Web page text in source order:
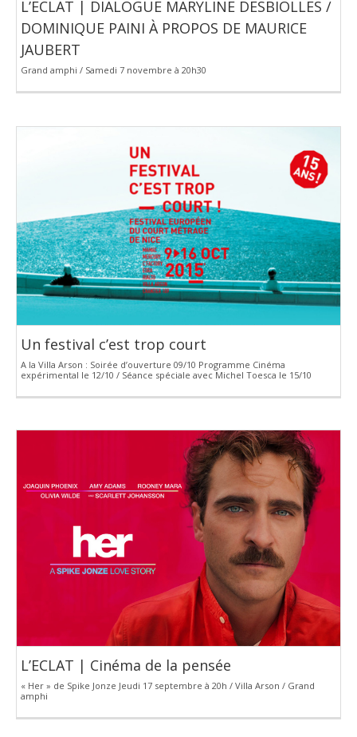
L’ECLAT | DIALOGUE MARYLINE DESBIOLLES /
DOMINIQUE PAINI À PROPOS DE MAURICE
JAUBERT
Grand amphi / Samedi 7 novembre à 20h30
Un festival c’est trop court
A la Villa Arson : Soirée d’ouverture 09/10 Programme Cinéma
expérimental le 12/10 / Séance spéciale avec Michel Toesca le 15/10
L’ECLAT | Cinéma de la pensée
« Her » de Spike Jonze Jeudi 17 septembre à 20h / Villa Arson / Grand
amphi